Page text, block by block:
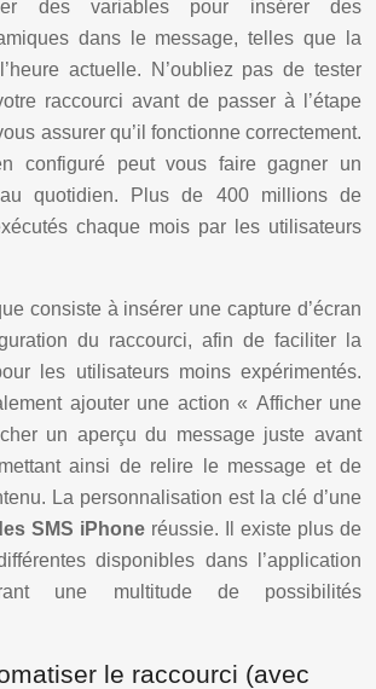
des variables pour insérer des
dans le message, telles que la
actuelle. N’oubliez pas de tester
raccourci avant de passer à l’étape
assurer qu’il fonctionne correctement.
configuré peut vous faire gagner un
quotidien. Plus de 400 millions de
chaque mois par les utilisateurs
consiste à insérer une capture d’écran
du raccourci, afin de faciliter la
les utilisateurs moins expérimentés.
ajouter une action « Afficher une
un aperçu du message juste avant
ainsi de relire le message et de
La personnalisation est la clé d’une
SMS iPhone réussie. Il existe plus de
disponibles dans l’application
une multitude de possibilités
le raccourci (avec